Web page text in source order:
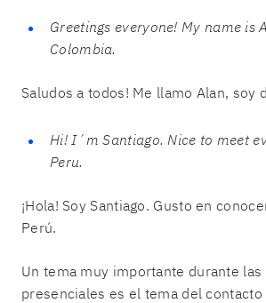
Greetings everyone! My name is
Colombia.
Saludos a todos! Me llamo Alan, soy
Hi! I´m Santiago. Nice to meet
Peru.
¡Hola! Soy Santiago. Gusto en
Perú.
Un tema muy importante durante
presenciales es el tema del